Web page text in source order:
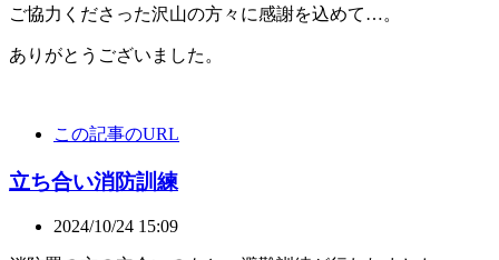
ご協力くださった沢山の方々に感謝を込めて…。
ありがとうございました。
この記事のURL
立ち合い消防訓練
2024/10/24 15:09